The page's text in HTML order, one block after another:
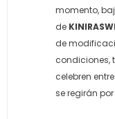
momento,
de
de
condiciones,
celebren entre
se regirán